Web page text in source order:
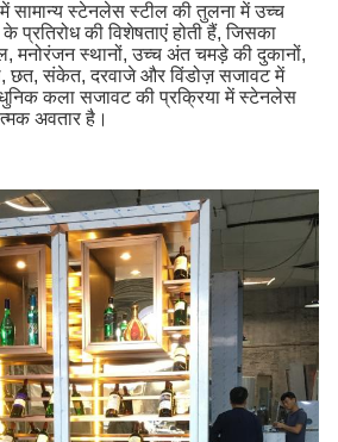
सामान्य स्टेनलेस स्टील की तुलना में उच्च
प्रतिरोध की विशेषताएं होती हैं, जिसका
मनोरंजन स्थानों, उच्च अंत चमड़े की दुकानों,
छत, संकेत, दरवाजे और विंडोज़ सजावट में
कला सजावट की प्रक्रिया में स्टेनलेस
अवतार है।